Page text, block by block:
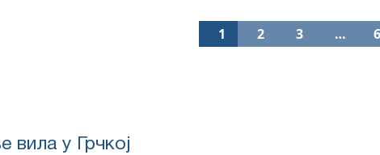
1 2 3 … 6
вила у Грчкој